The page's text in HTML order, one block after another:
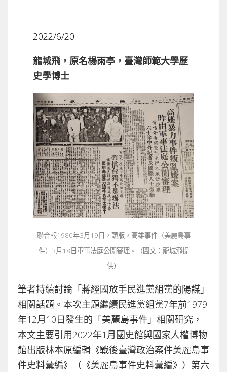
2022/6/20
龍城飛，原名楊雨亭，臺灣師範大學歷
史學博士
聯合報1980年3月19日，頭版，高雄事件（美麗島事
件）3月18日軍事法庭公開審理。（圖文：龍城飛提
供）
筆者持續討論「蔣經國放手民進黨組黨的陽謀」
相關話題。本次主題繼續民進黨組黨7年前1979
年12月10日發生的「美麗島事件」相關研究，
本文主要引用2022年1月國史館與國家人權博物
館出版林本原編輯《戰後臺灣政治案件美麗島事
件史料彙編》（《美麗島事件史料彙編》）第六